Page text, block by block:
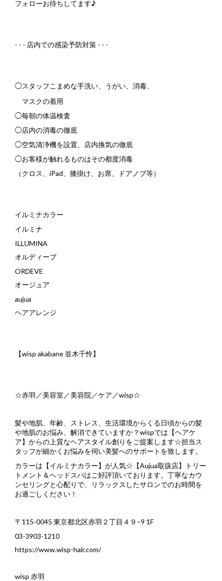
フォローお待ちしてます♪
- - - 店内での感染予防対策 - - -
◯スタッフこまめな手洗い、うがい、消毒、
マスクの着用
◯毎朝の体温検査
◯店内の消毒の徹底
◯空気清浄機を設置、店内換気の徹底
◯お客様が触れるものはその都度消毒
（クロス、 iPad 、膝掛け、お席、ドアノブ等）
イルミナカラー
イルミナ
ILLUMINA
オルディーブ
ORDEVE
オージュア
aujua
ヘアアレンジ
【wisp akabane 並木千怜】
☆赤羽／美容室／美容院／ケア／wisp☆
髪や地肌、年齢、ストレス、生活環境からくる日頃からの髪
や地肌のお悩み、解消できていますか？wispでは【ヘアケ
ア】からの上質なヘアスタイル創りをご提案します☆担当ス
タッフが細かくお悩みを伺い美髪へのサポートを致します。
カラーは【イルミナカラー】が人気☆ 【Aujua取扱店】トリー
トメント＆ヘッドスパはご好評頂いております。丁寧なカウ
ンセリングと心配りで、リラックスしたサロンでのお時間を
お過ごしください！
〒 115-0045 東京都北区赤羽２丁目４９ −9 1F
03-3903-1210
https://www.wisp-hair.com/
wisp 赤羽